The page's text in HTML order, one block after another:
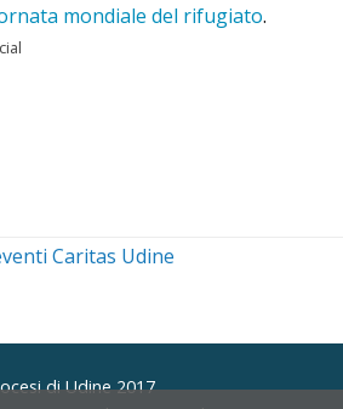
mondiale del rifugiato.
Caritas Udine
di Udine 2017